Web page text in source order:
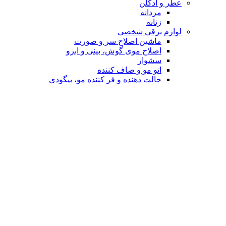
عطر و ادکلن
مردانه
زنانه
لوازم برقی شخصی
ماشین اصلاح سر و صورت
اصلاح موی گوش، بینی و ابرو
سشوار
اتو مو و صاف کننده
حالت دهنده و فر کننده مو، بیگودی